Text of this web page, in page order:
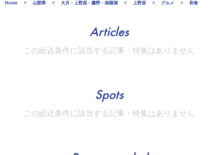
Home 山梨県 大月・上野原・藤野・相模湖 上野原 グルメ 和食
Articles
この絞込条件に該当する記事・特集はありません
Spots
この絞込条件に該当する記事・特集はありません